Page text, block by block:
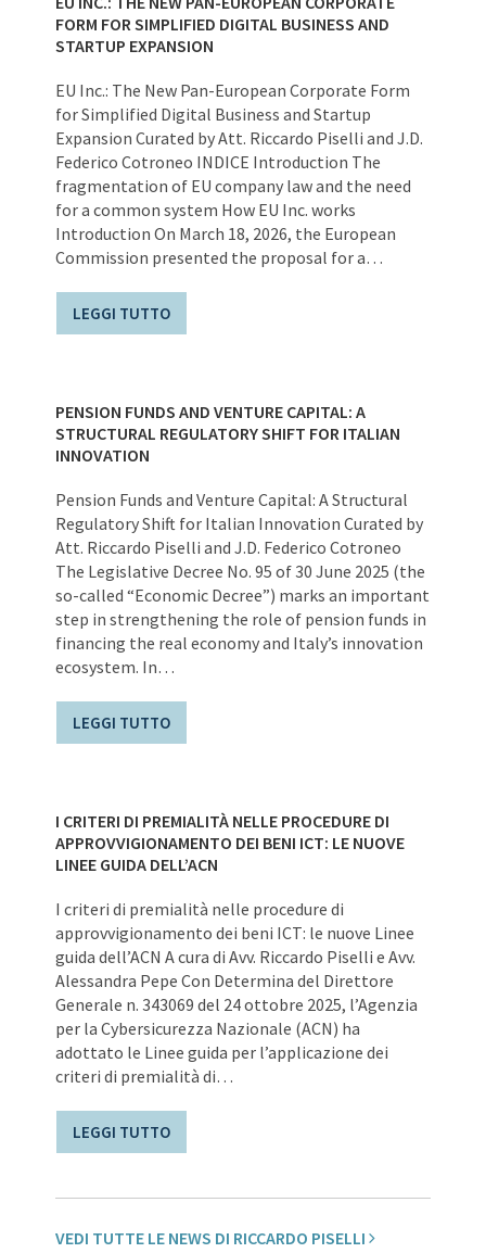
FORM FOR SIMPLIFIED DIGITAL BUSINESS AND
STARTUP EXPANSION
EU Inc.: The New Pan-European Corporate Form
for Simplified Digital Business and Startup
Expansion Curated by Att. Riccardo Piselli and J.D.
Federico Cotroneo INDICE Introduction The
fragmentation of EU company law and the need
for a common system How EU Inc. works
Introduction On March 18, 2026, the European
Commission presented the proposal for a…
LEGGI TUTTO
PENSION FUNDS AND VENTURE CAPITAL: A
STRUCTURAL REGULATORY SHIFT FOR ITALIAN
INNOVATION
Pension Funds and Venture Capital: A Structural
Regulatory Shift for Italian Innovation Curated by
Att. Riccardo Piselli and J.D. Federico Cotroneo
The Legislative Decree No. 95 of 30 June 2025 (the
so-called “Economic Decree”) marks an important
step in strengthening the role of pension funds in
financing the real economy and Italy’s innovation
ecosystem. In…
LEGGI TUTTO
I CRITERI DI PREMIALITÀ NELLE PROCEDURE DI
APPROVVIGIONAMENTO DEI BENI ICT: LE NUOVE
LINEE GUIDA DELL’ACN
I criteri di premialità nelle procedure di
approvvigionamento dei beni ICT: le nuove Linee
guida dell’ACN A cura di Avv. Riccardo Piselli e Avv.
Alessandra Pepe Con Determina del Direttore
Generale n. 343069 del 24 ottobre 2025, l’Agenzia
per la Cybersicurezza Nazionale (ACN) ha
adottato le Linee guida per l’applicazione dei
criteri di premialità di…
LEGGI TUTTO
VEDI TUTTE LE NEWS DI RICCARDO PISELLI